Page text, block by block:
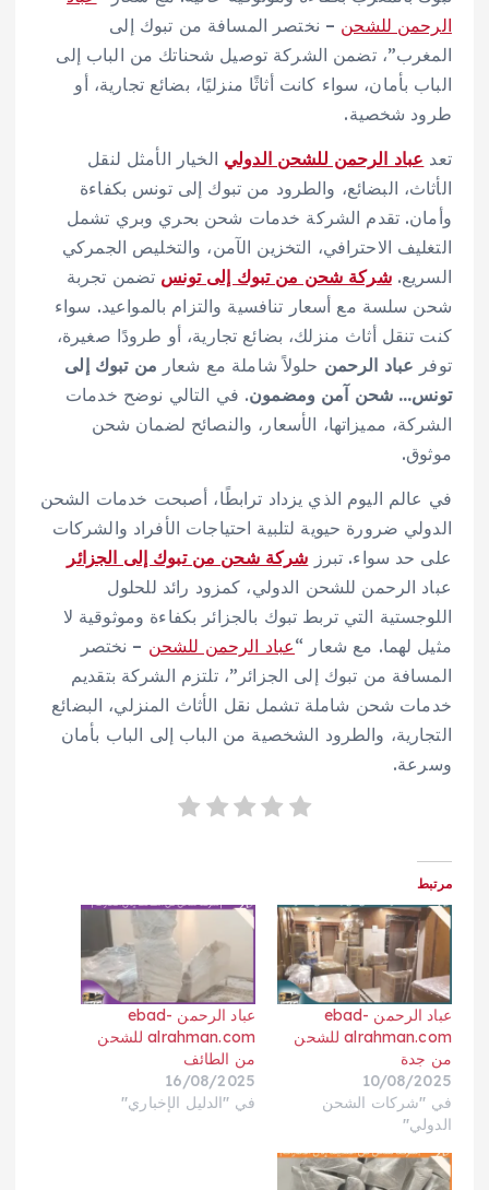
الرحمن للشحن – نختصر المسافة من تبوك إلى
المغرب”، تضمن الشركة توصيل شحناتك من الباب إلى
الباب بأمان، سواء كانت أثاثًا منزليًا، بضائع تجارية، أو
طرود شخصية.
تعد عباد الرحمن للشحن الدولي الخيار الأمثل لنقل
الأثاث، البضائع، والطرود من تبوك إلى تونس بكفاءة
وأمان. تقدم الشركة خدمات شحن بحري وبري تشمل
التغليف الاحترافي، التخزين الآمن، والتخليص الجمركي
السريع.شركة شحن من تبوك إلى تونس تضمن تجربة
شحن سلسة مع أسعار تنافسية والتزام بالمواعيد. سواء
كنت تنقل أثاث منزلك، بضائع تجارية، أو طرودًا صغيرة،
توفر عباد الرحمن حلولاً شاملة مع شعار من تبوك إلى
تونس… شحن آمن ومضمون. في التالي نوضح خدمات
الشركة، مميزاتها، الأسعار، والنصائح لضمان شحن
موثوق.
في عالم اليوم الذي يزداد ترابطًا، أصبحت خدمات الشحن
الدولي ضرورة حيوية لتلبية احتياجات الأفراد والشركات
على حد سواء. تبرز شركة شحن من تبوك إلى الجزائر
عباد الرحمن للشحن الدولي، كمزود رائد للحلول
اللوجستية التي تربط تبوك بالجزائر بكفاءة وموثوقية لا
مثيل لهما. مع شعار “عباد الرحمن للشحن – نختصر
المسافة من تبوك إلى الجزائر”، تلتزم الشركة بتقديم
خدمات شحن شاملة تشمل نقل الأثاث المنزلي، البضائع
التجارية، والطرود الشخصية من الباب إلى الباب بأمان
وسرعة.
مرتبط
عباد الرحمن ebad-
alrahman.com للشحن
من جدة
10/08/2025
في "شركات الشحن
الدولي"
عباد الرحمن ebad-
alrahman.com للشحن
من الطائف
16/08/2025
في "الدليل الإخباري"